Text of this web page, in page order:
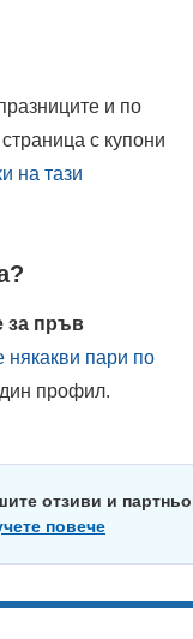
и по
с купони
на тази
за пръв
някакви пари по
профил.
отзиви и
повече